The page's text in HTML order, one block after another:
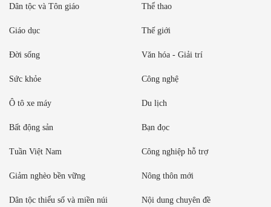
Dân tộc và Tôn giáo Thể thao
Giáo dục Thế giới
Đời sống Văn hóa - Giải trí
Sức khỏe Công nghệ
Ô tô xe máy Du lịch
Bất động sản Bạn đọc
Tuần Việt Nam Công nghiệp hỗ trợ
Giảm nghèo bền vững Nông thôn mới
Dân tộc thiểu số và miền núi Nội dung chuyên đề